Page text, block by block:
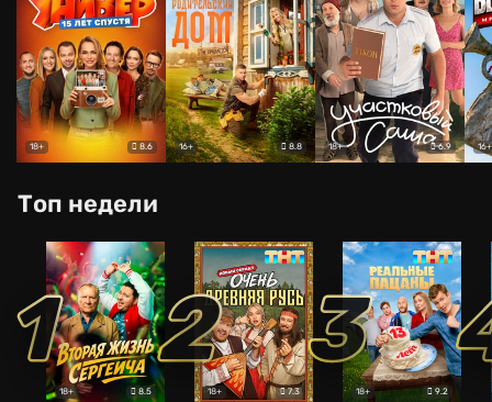
18+ 8.6 16+ 8.8 18+ 6.9 16+
Топ недели
1
18+ 8.5
2
18+ 7.3
3
18+ 9.2